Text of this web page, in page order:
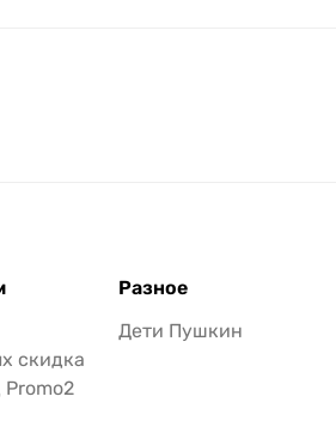
скидка
Разное
Дети Пушкин